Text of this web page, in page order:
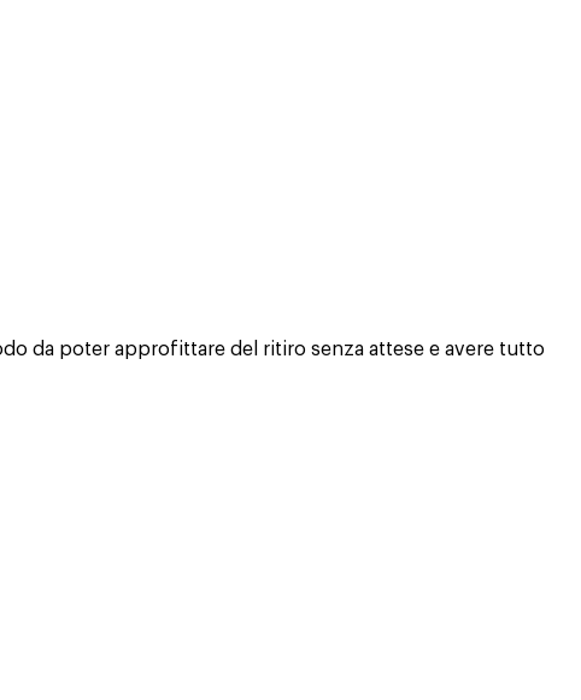
da poter approfittare del ritiro senza attese e avere tutto